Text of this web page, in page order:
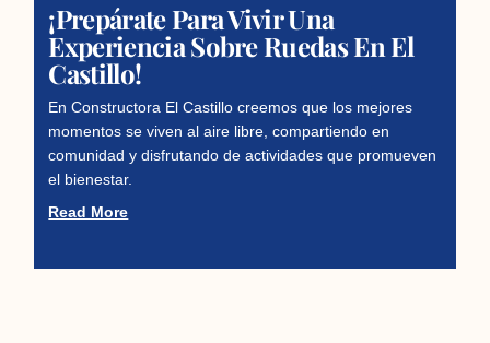
¡Prepárate Para Vivir Una
Experiencia Sobre Ruedas En El
Castillo!
En Constructora El Castillo creemos que los mejores
momentos se viven al aire libre, compartiendo en
comunidad y disfrutando de actividades que promueven
el bienestar.
Read More